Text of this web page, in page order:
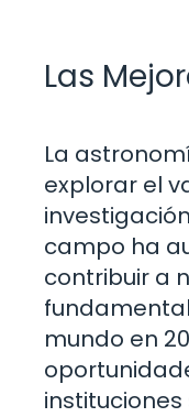
Las
La
explorar el
campo ha
contribuir a
mundo en